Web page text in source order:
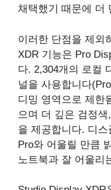
채택했기 때문에 더
이러한 단점을 제외
XDR 기능은 Pro
다. 2,304개의 로컬
널을 사용합니다
디밍 영역으로 제한
으며 더 깊은 검정
을 제공합니다. 디
Pro와 어울릴 만큼
노트북과 잘 어울리